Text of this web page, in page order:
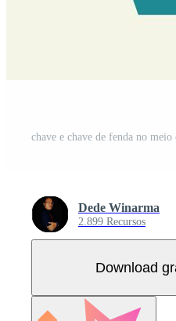
Dede Winarma
2.899 Recursos
Download